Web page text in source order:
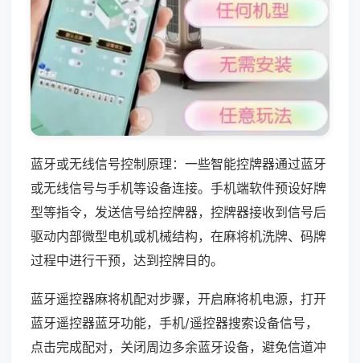
蓝牙或无线信号控制原理：一些智能控牌器通过蓝牙
或无线信号与手机等设备连接。手机端软件预设好牌
型等指令，发送信号给控牌器，控牌器接收到信号后
驱动内部微型电机或机械结构，在麻将机洗牌、码牌
过程中进行干预，达到控牌目的。
蓝牙遥控器麻将机配对步骤，开启麻将机电源，打开
蓝牙遥控器蓝牙功能，手机/遥控器搜索设备信号，
点击完成配对，关闭周边多余蓝牙设备，避免信道冲